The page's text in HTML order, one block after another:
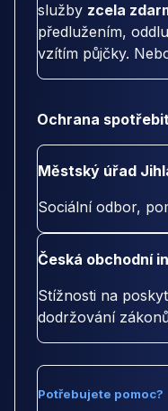
služby zcela
předlužením,
vzítím půjčky.
Ochrana
Městský úřad
Sociální odbor,
Česká obchodní
Stížnosti na
dodržování
Potřebujete pomoc?